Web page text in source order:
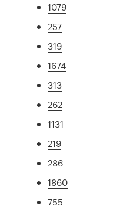
1079
257
319
1674
313
262
1131
219
286
1860
755